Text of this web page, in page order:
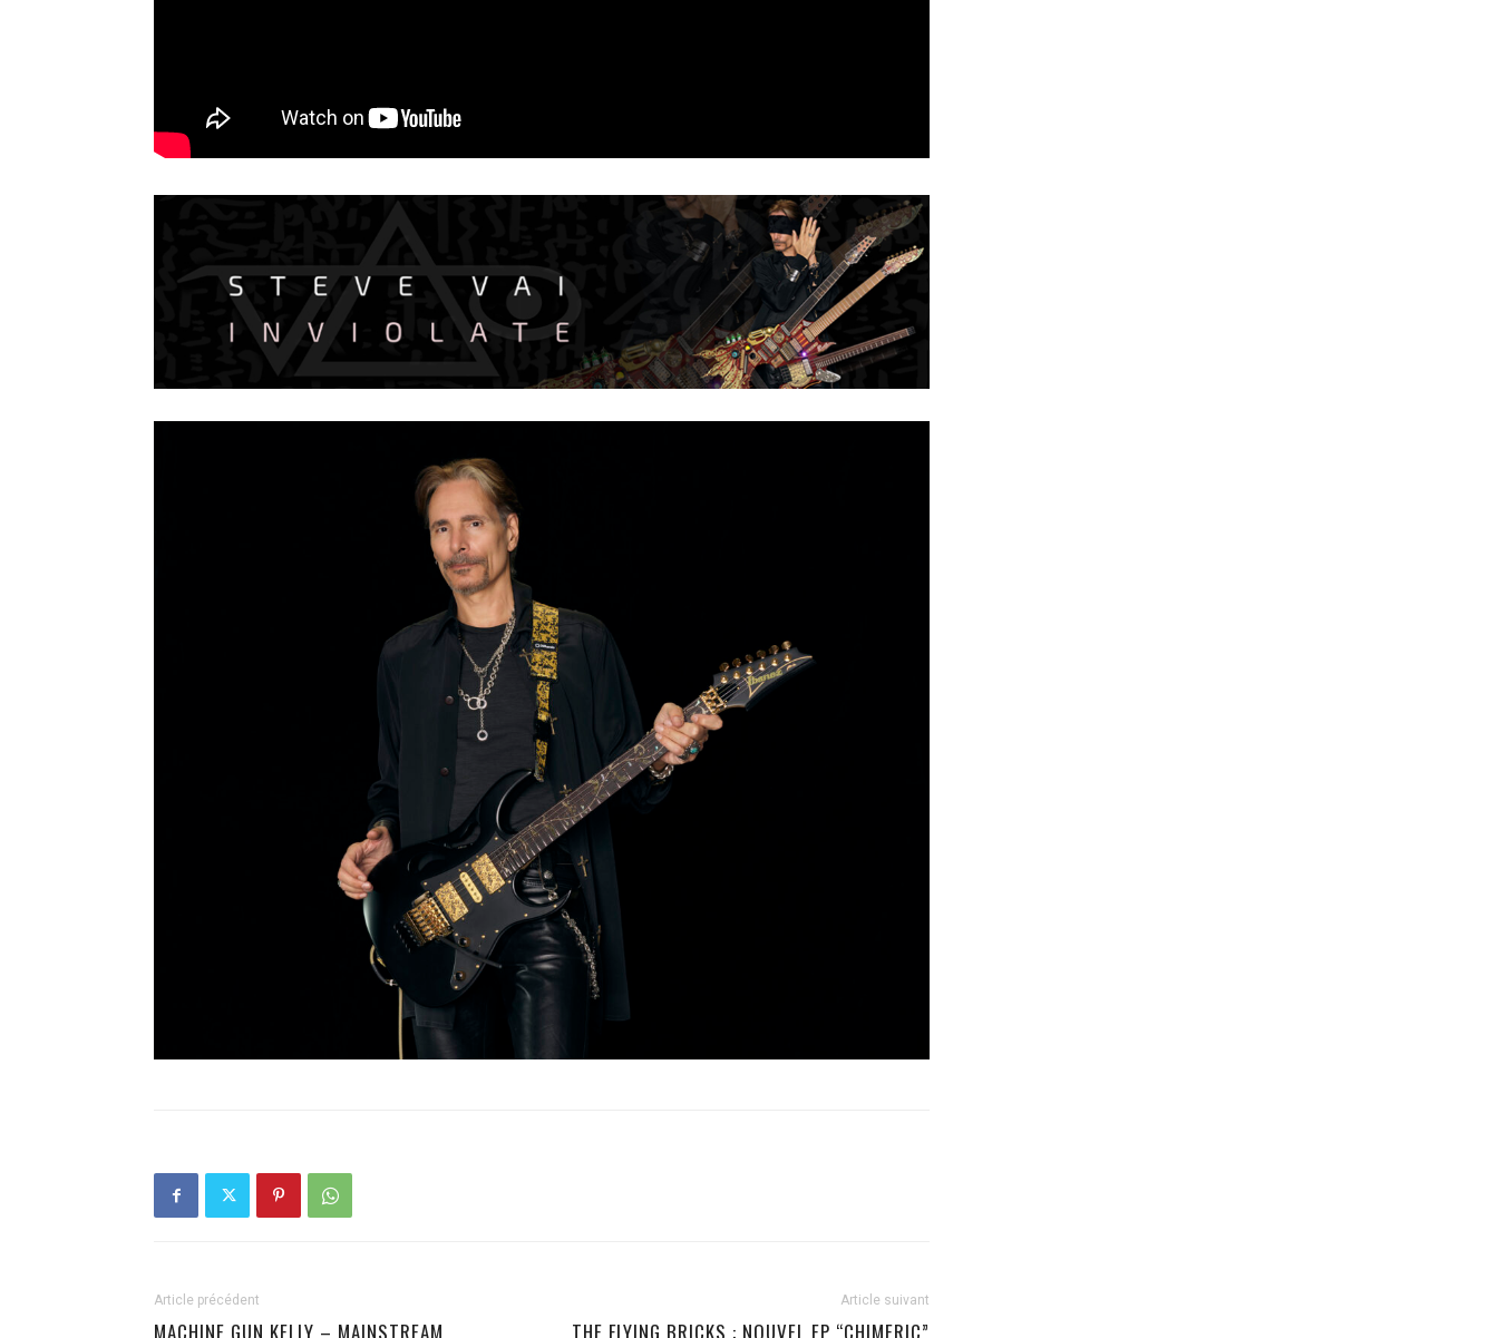
Article précédent
MACHINE GUN KELLY – MAINSTREAM
Article suivant
THE FLYING BRICKS : NOUVEL EP “CHIMERIC”